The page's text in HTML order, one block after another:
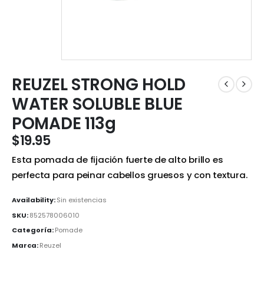
REUZEL STRONG HOLD
WATER SOLUBLE BLUE
POMADE 113g
$19.95
Esta pomada de fijación fuerte de alto brillo es
perfecta para peinar cabellos gruesos y con textura.
Availability:Sin existencias
SKU:852578006010
Categoría:Pomade
Marca:Reuzel